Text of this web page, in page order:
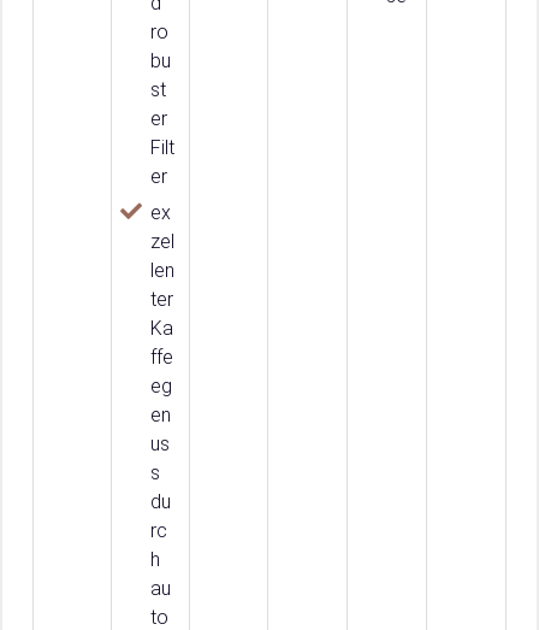
ro
bu
st
er
Filt
er
ex
zel
len
ter
Ka
ffe
eg
en
us
s
du
rc
h
au
to